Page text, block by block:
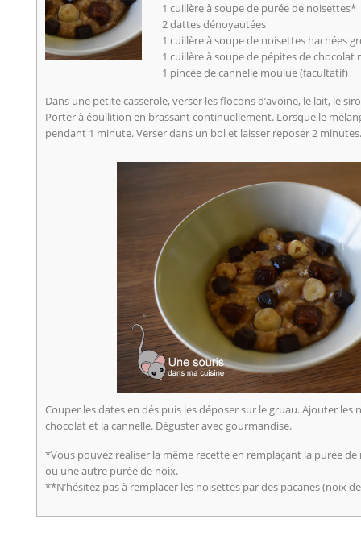
1 cuillère à soupe de purée de noisettes*
2 dattes dénoyautées
1 cuillère à soupe de noisettes hachées
1 cuillère à soupe de pépites de chocolat
1 pincée de cannelle moulue (facultatif)
Dans une petite casserole, verser les flocons d’avoine, le lait, le
Porter à ébullition en brassant continuellement. Lorsque le
pendant 1 minute. Verser dans un bol et laisser reposer 2 minutes.
Couper les dates en dés puis les déposer sur le gruau. Ajouter les
chocolat et la cannelle. Déguster avec gourmandise.
*Vous pouvez réaliser la même recette en remplaçant la purée
ou une autre purée de noix.
**N’hésitez pas à remplacer les noisettes par des pacanes (noix